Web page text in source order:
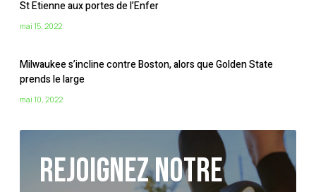
St Etienne aux portes de l’Enfer
mai 15, 2022
Milwaukee s’incline contre Boston, alors que Golden State
prends le large
mai 10, 2022
Rejoignez notre